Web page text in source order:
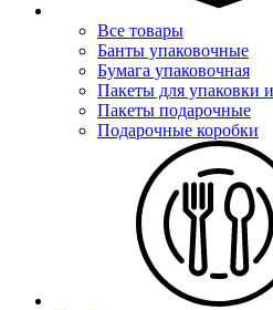
Все товары
Банты упаковочные
Бумага упаковочная
Пакеты для упаковки
Пакеты подарочные
Подарочные коробки